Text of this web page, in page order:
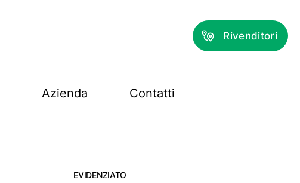
Rivenditori
Azienda Contatti
EVIDENZIATO